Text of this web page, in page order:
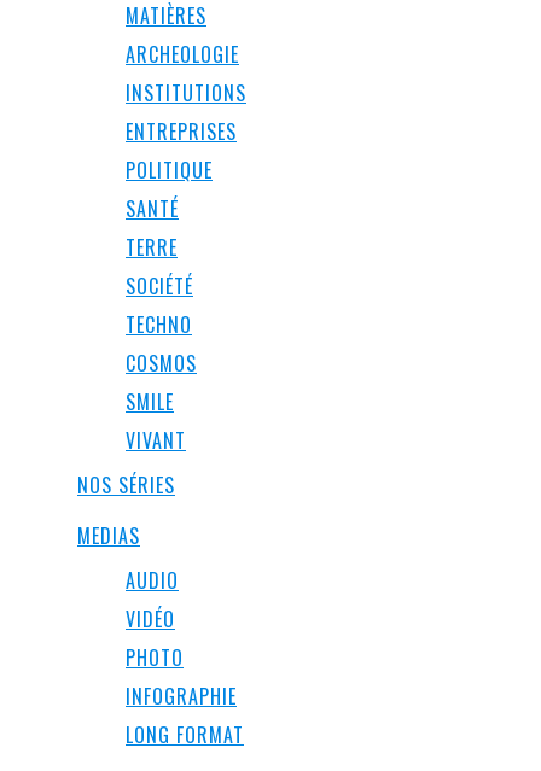
MATIÈRES
ARCHEOLOGIE
INSTITUTIONS
ENTREPRISES
POLITIQUE
SANTÉ
TERRE
SOCIÉTÉ
TECHNO
COSMOS
SMILE
VIVANT
NOS SÉRIES
MEDIAS
AUDIO
VIDÉO
PHOTO
INFOGRAPHIE
LONG FORMAT